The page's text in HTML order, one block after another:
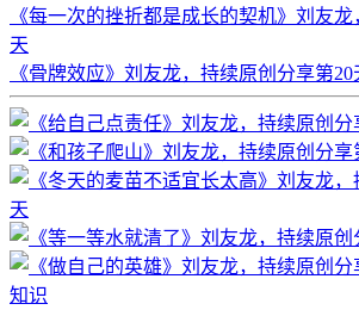
《每一次的挫折都是成长的契机》刘友
天
《骨牌效应》刘友龙，持续原创分享第20
知识